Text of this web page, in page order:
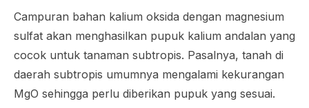
Campuran bahan kalium oksida dengan magnesium
sulfat akan menghasilkan pupuk kalium andalan yang
cocok untuk tanaman subtropis. Pasalnya, tanah di
daerah subtropis umumnya mengalami kekurangan
MgO sehingga perlu diberikan pupuk yang sesuai.